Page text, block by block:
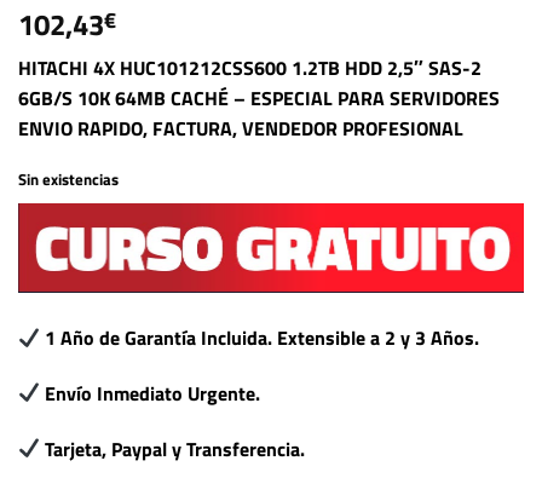
102,43€
HITACHI 4X HUC101212CSS600 1.2TB HDD 2,5″ SAS-2
6GB/S 10K 64MB CACHÉ – ESPECIAL PARA SERVIDORES
ENVIO RAPIDO, FACTURA, VENDEDOR PROFESIONAL
Sin existencias
1 Año de Garantía Incluida. Extensible a 2 y 3 Años.
Envío Inmediato Urgente.
Tarjeta, Paypal y Transferencia.